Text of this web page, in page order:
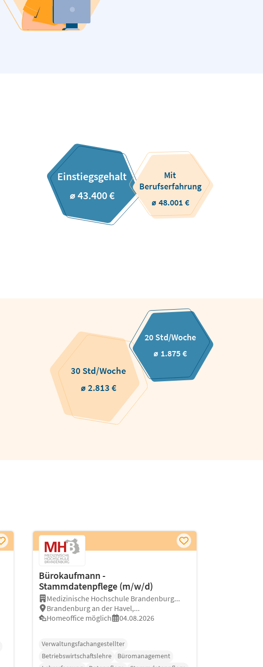
Einstiegsgehalt
⌀ 43.400 €
Mit
Berufserfahrung
⌀ 48.001 €
30 Std/Woche
⌀ 2.813 €
20 Std/Woche
⌀ 1.875 €
Bürokaufmann -
Stammdatenpflege (m/w/d)
Medizinische Hochschule Brandenburg...
Brandenburg an der Havel,...
Homeoffice möglich
04.08.2026
Verwaltungsfachangestellter
Betriebswirtschaftslehre
Büromanagement